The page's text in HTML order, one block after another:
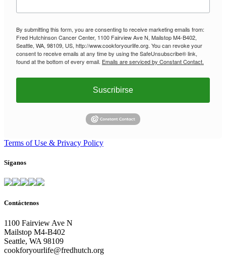
By submitting this form, you are consenting to receive marketing emails from:
Fred Hutchinson Cancer Center, 1100 Fairview Ave N, Mailstop M4-B402,
Seattle, WA, 98109, US, http://www.cookforyourlife.org. You can revoke your
consent to receive emails at any time by using the SafeUnsubscribe® link,
found at the bottom of every email. Emails are serviced by Constant Contact.
Suscribirse
Terms of Use & Privacy Policy
Síganos
Contáctenos
1100 Fairview Ave N
Mailstop M4-B402
Seattle, WA 98109
cookforyourlife@fredhutch.org